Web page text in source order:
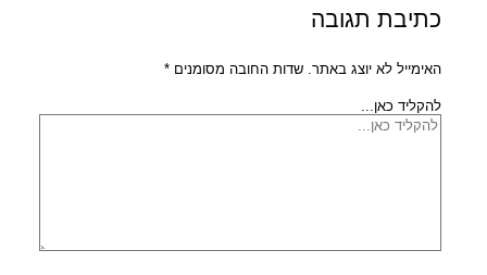
כתיבת תגובה
האימייל לא יוצג באתר. שדות החובה מסומנים*
להקליד כאן...